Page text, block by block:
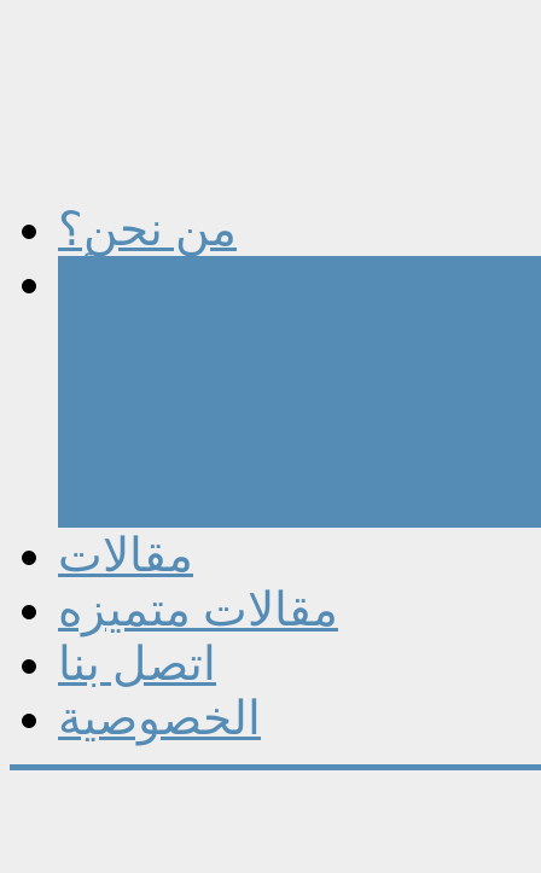
من نحن؟
مقالات
مقالات متميزه
اتصل بنا
الخصوصية